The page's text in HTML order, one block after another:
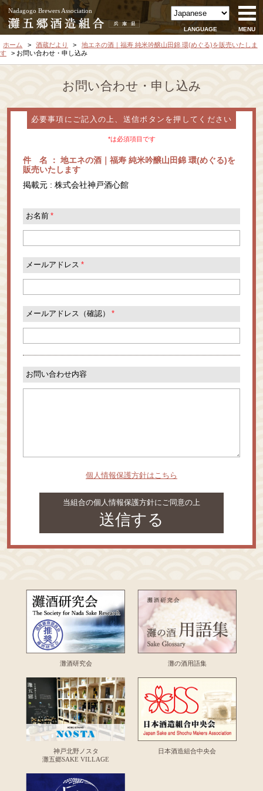
Nadagogo Brewers Association
LANGUAGE MENU
ホーム 酒蔵だより
地エネの酒｜福寿 純米吟醸山田錦 環(めぐる)を販売いたしま
す
お問い合わせ・申し込み
お問い合わせ・申し込み
必要事項にご記入の上、送信ボタンを押してください
*は必須項目です
件 名 ： 地エネの酒｜福寿 純米吟醸山田錦 環(めぐる)を
販売いたします
掲載元 : 株式会社神戸酒心館
お名前 *
メールアドレス *
メールアドレス（確認） *
お問い合わせ内容
個人情報保護方針はこちら
当組合の個人情報保護方針にご同意の上
送信する
灘酒研究会 灘の酒用語集
神戸北野ノスタ
灘五郷SAKE VILLAGE
日本酒造組合中央会